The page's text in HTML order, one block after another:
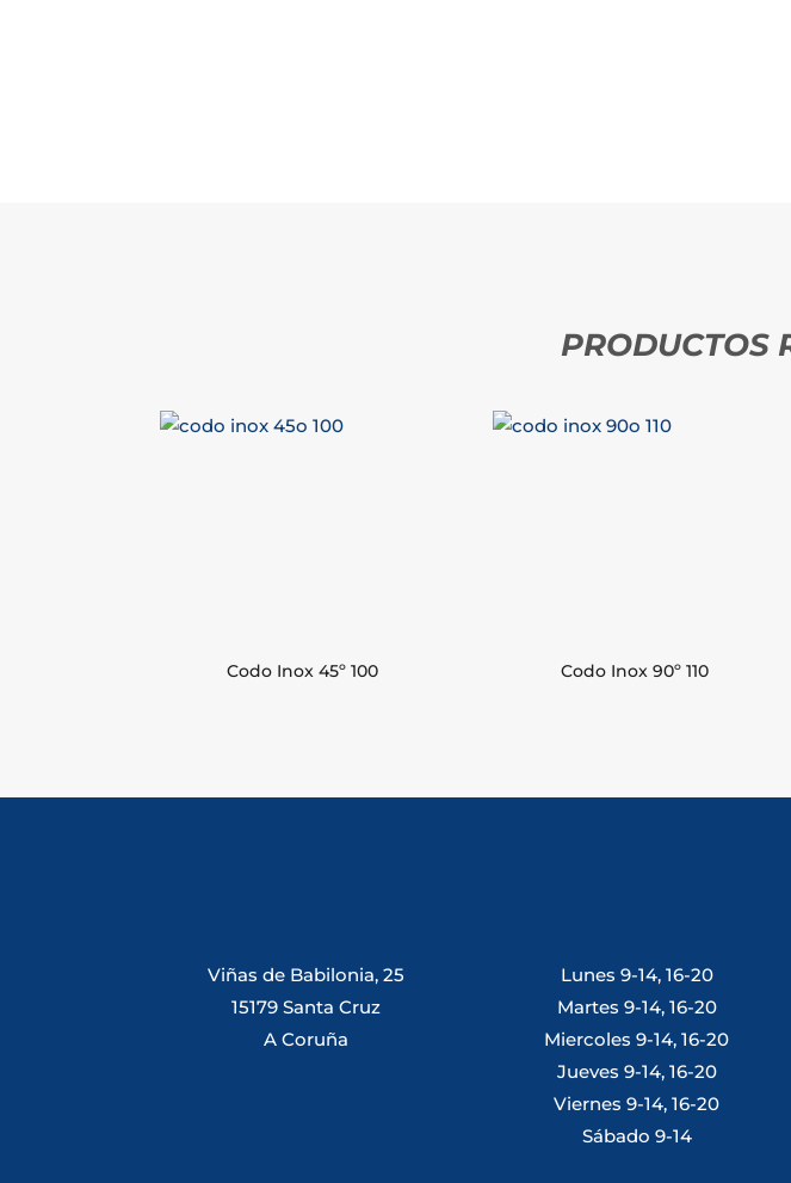
PRODUCTOS
Codo Inox 45º 100 Codo Inox 90º 110
Viñas de Babilonia, 25
15179 Santa Cruz
A Coruña
Lunes 9-14, 16-20
Martes 9-14, 16-20
Miercoles 9-14, 16-20
Jueves 9-14, 16-20
Viernes 9-14, 16-20
Sábado 9-14